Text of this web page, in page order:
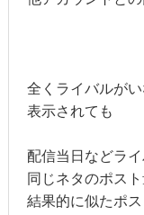
全くライバルがい
表示されても
配信当日などラ
同じネタのポス
結果的に似たポ